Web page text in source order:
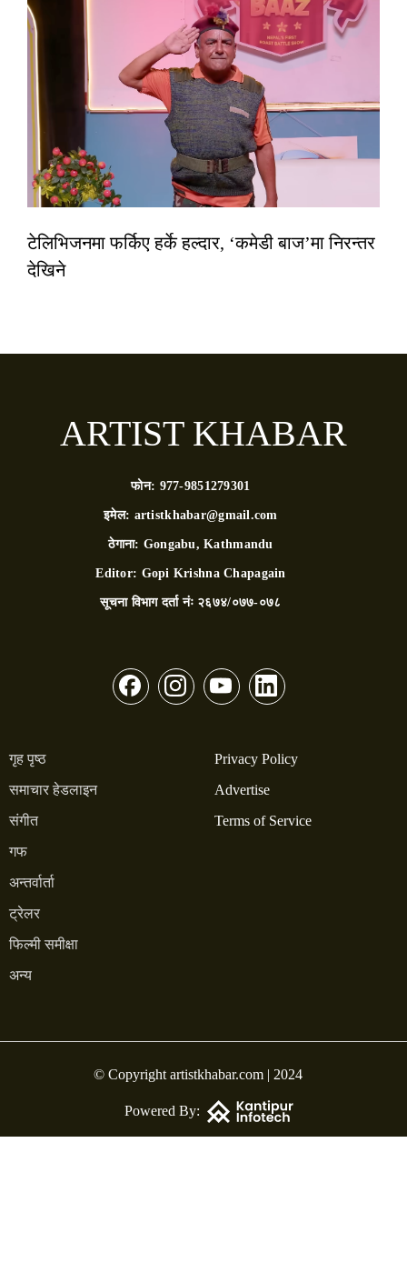
टेलिभिजनमा फर्किए हर्के हल्दार, ‘कमेडी बाज’मा निरन्तर
देखिने
ARTIST KHABAR
फोन: 977-9851279301
इमेल: artistkhabar@gmail.com
ठेगाना: Gongabu, Kathmandu
Editor: Gopi Krishna Chapagain
सूचना विभाग दर्ता नंः २६७४/०७७-०७८
गृह पृष्ठ
समाचार हेडलाइन
संगीत
गफ
अन्तर्वार्ता
ट्रेलर
फिल्मी समीक्षा
अन्य
Privacy Policy
Advertise
Terms of Service
© Copyright artistkhabar.com | 2024
Powered By: